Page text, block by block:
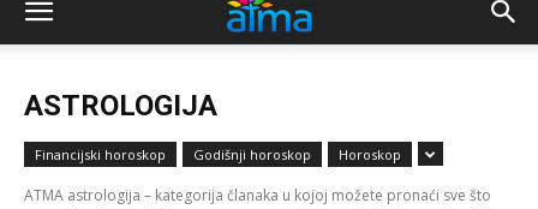
ASTROLOGIJA
Financijski horoskop Godišnji horoskop Horoskop
ATMA astrologija – kategorija članaka u kojoj možete pronaći sve što